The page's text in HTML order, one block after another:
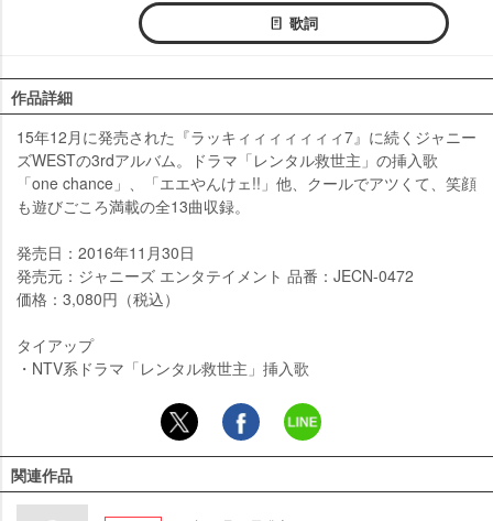
歌詞
作品詳細
15年12月に発売された『ラッキィィィィィィィ7』に続くジャニー
ズWESTの3rdアルバム。ドラマ「レンタル救世主」の挿入歌
「one chance」、「エエやんけェ!!」他、クールでアツくて、笑顔
も遊びごころ満載の全13曲収録。
発売日：2016年11月30日
発売元：ジャニーズ エンタテイメント 品番：JECN-0472
価格：3,080円（税込）
タイアップ
・NTV系ドラマ「レンタル救世主」挿入歌
関連作品